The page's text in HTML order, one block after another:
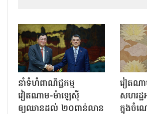
នាំទំហំពាណិជ្ជកម្ម
វៀតណាម-ម៉ាឡេស៊ី
ឲ្យឈានដល់ ២០ពាន់លាន
វៀតណ
សហរដ្ឋ
ក្នុងចំ